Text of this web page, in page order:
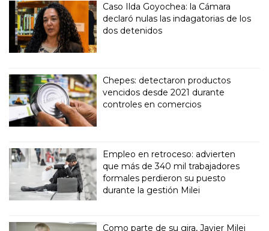
Caso Ilda Goyochea: la Cámara
declaró nulas las indagatorias de los
dos detenidos
Chepes: detectaron productos
vencidos desde 2021 durante
controles en comercios
Empleo en retroceso: advierten
que más de 340 mil trabajadores
formales perdieron su puesto
durante la gestión Milei
Como parte de su gira, Javier Milei